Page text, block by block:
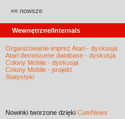
«« nowsze
Wewnętrzne/Internals
Organizowanie imprez Atari - dyskusja
Atari demoscene database - dyskusja
Colony Mobile - dyskusja
Colony Mobile - projekt
Statystyki
Nowinki tworzone dzięki CuteNews